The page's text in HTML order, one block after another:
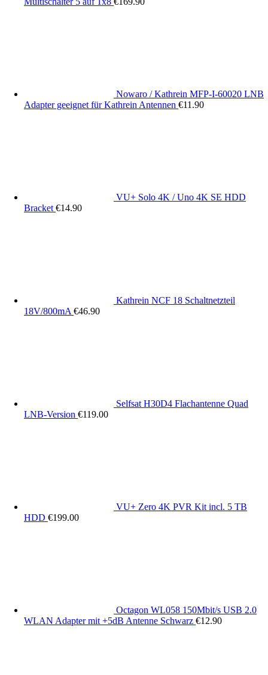
Nowaro / Kathrein MFP-I-60020 LNB
Adapter geeignet für Kathrein Antennen €11.90
VU+ Solo 4K / Uno 4K SE HDD
Bracket €14.90
Kathrein NCF 18 Schaltnetzteil
18V/800mA €46.90
Selfsat H30D4 Flachantenne Quad
LNB-Version €119.00
VU+ Zero 4K PVR Kit incl. 5 TB
HDD €199.00
Octagon WL058 150Mbit/s USB 2.0
WLAN Adapter mit +5dB Antenne Schwarz €12.90